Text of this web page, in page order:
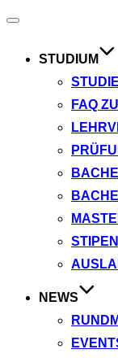
Navigation
STUDIUM
FAQ
NEWS